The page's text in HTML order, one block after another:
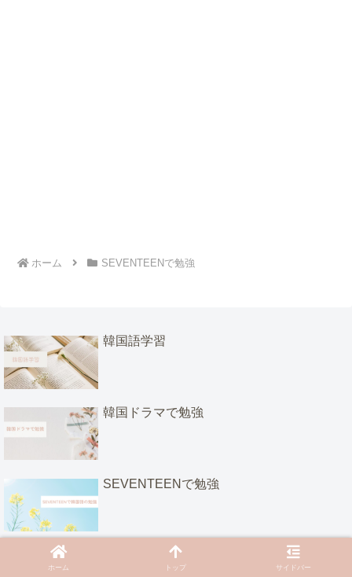
ホーム SEVENTEENで勉強
韓国語学習
韓国ドラマで勉強
SEVENTEENで勉強
韓国バラエティで勉強
ホーム トップ サイドバー